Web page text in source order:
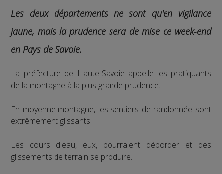
Les deux départements ne sont qu'en vigilance
jaune, mais la prudence sera de mise ce week-end
en Pays de Savoie.
La préfecture de Haute-Savoie appelle les pratiquants
de la montagne à la plus grande prudence.
En moyenne montagne, les sentiers de randonnée sont
extrêmement glissants.
Les cours d'eau, eux, pourraient déborder et des
glissements de terrain se produire.